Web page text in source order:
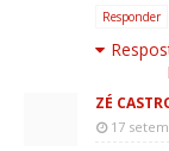
Responder
ZÉ
17